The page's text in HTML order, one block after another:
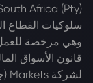
وهي مرخصة